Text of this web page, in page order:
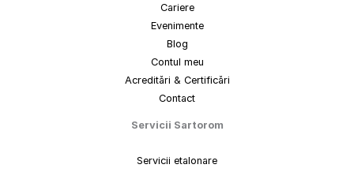
Cariere
Evenimente
Blog
Contul meu
Acreditări & Certificări
Contact
Servicii Sartorom
Servicii etalonare